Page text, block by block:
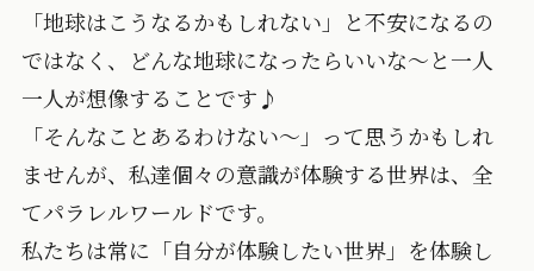
「地球はこうなるかもしれない」と不安になるの
ではなく、どんな地球になったらいいな～と一人
一人が想像することです♪
「そんなことあるわけない～」って思うかもしれ
ませんが、私達個々の意識が体験する世界は、全
てパラレルワールドです。
私たちは常に「自分が体験したい世界」を体験し